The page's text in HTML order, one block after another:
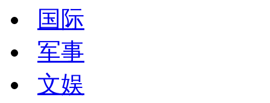
国际
军事
文娱